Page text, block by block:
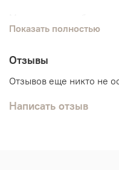
Скай
Показать полностью
Отзывы
Отзывов еще никто не
Написать отзыв